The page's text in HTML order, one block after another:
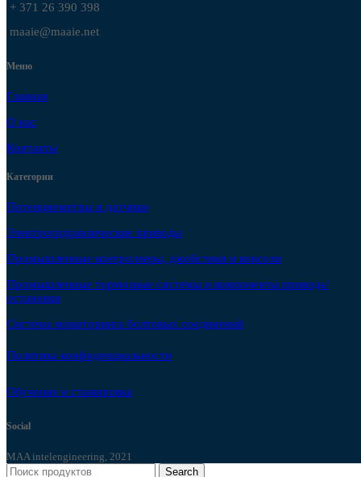
+ 371 26 390 398
maaie@maaie.net
Меню
Главная
О нас
Контакты
Категории
Потенциометры и датчики
Электрогидравлические приводы
Промышленные контроллеры, джойстики и консоли
Промышленные тормозные системы и компоненты привода/
остановки
Система мониторинга болтовых соединений
Политика конфиденциальности
Обучение и стажировка
Social
MAA intelengineering, 2021
Search